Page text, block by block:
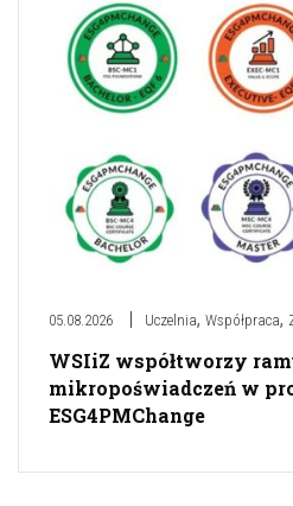
05.08.2026 Uczelnia, Współpraca,
WSIiZ współtworzy
mikropoświadczeń w
ESG4PMChange